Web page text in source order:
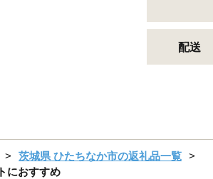
配送
茨城県 ひたちなか市の返礼品一覧
におすすめ